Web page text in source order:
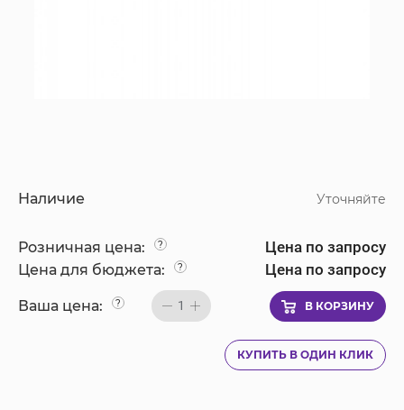
Наличие Уточняйте
Розничная цена: ? Цена по запросу
Цена для бюджета: ? Цена по запросу
Ваша цена: ? 1 В КОРЗИНУ
КУПИТЬ В ОДИН КЛИК